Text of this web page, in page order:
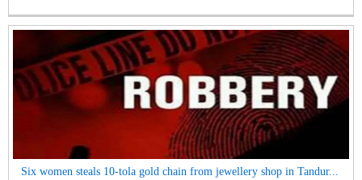
Six women steals 10-tola gold chain from jewellery shop in Tandur...